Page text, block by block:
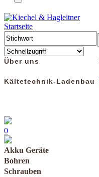
Startseite
Über uns
Kältetechnik-Ladenbau
0
Akku Geräte
Bohren
Schrauben